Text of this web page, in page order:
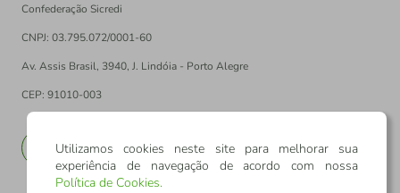
Confederação Sicredi
CNPJ: 03.795.072/0001-60
Av. Assis Brasil, 3940, J. Lindóia - Porto Alegre
CEP: 91010-003
EN
Utilizamos cookies neste site para melhorar sua
experiência de navegação de acordo com nossa
Política de Cookies.